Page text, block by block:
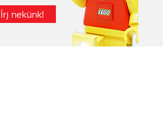
Írj nekünk!